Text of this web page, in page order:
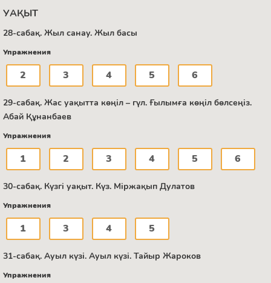
УАҚЫТ
28-сабақ. Жыл санау. Жыл басы
Упражнения
2 3 4 5 6
29-сабақ. Жас уақытта көңіл – гүл. Ғылымға көңіл бөлсеңіз.
Абай Құнанбаев
Упражнения
1 2 3 4 5 6
30-сабақ. Күзгі уақыт. Күз. Міржақып Дулатов
Упражнения
1 3 4 5
31-сабақ. Ауыл күзі. Ауыл күзі. Тайыр Жароков
Упражнения